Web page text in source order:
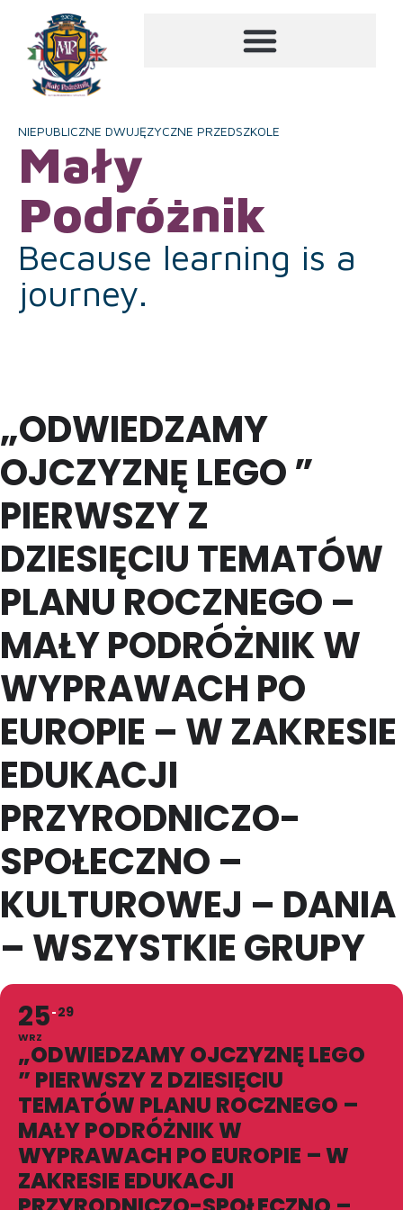
NIEPUBLICZNE DWUJĘZYCZNE PRZEDSZKOLE
Mały
Podróżnik
Because learning is a
journey.
„ODWIEDZAMY
OJCZYZNĘ LEGO ”
PIERWSZY Z
DZIESIĘCIU TEMATÓW
PLANU ROCZNEGO –
MAŁY PODRÓŻNIK W
WYPRAWACH PO
EUROPIE – W ZAKRESIE
EDUKACJI
PRZYRODNICZO-
SPOŁECZNO –
KULTUROWEJ – DANIA
– WSZYSTKIE GRUPY
25
WRZ
29
„ODWIEDZAMY OJCZYZNĘ LEGO
” PIERWSZY Z DZIESIĘCIU
TEMATÓW PLANU ROCZNEGO –
MAŁY PODRÓŻNIK W
WYPRAWACH PO EUROPIE – W
ZAKRESIE EDUKACJI